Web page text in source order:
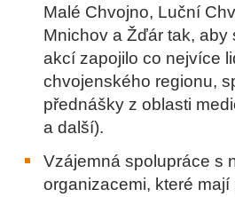
Malé Chvojno, Luční
Mnichov a Žďár tak, aby
akcí zapojilo co nejvíce
chvojenského regionu,
přednášky z oblasti
a další).
Vzájemná spolupráce s
organizacemi, které